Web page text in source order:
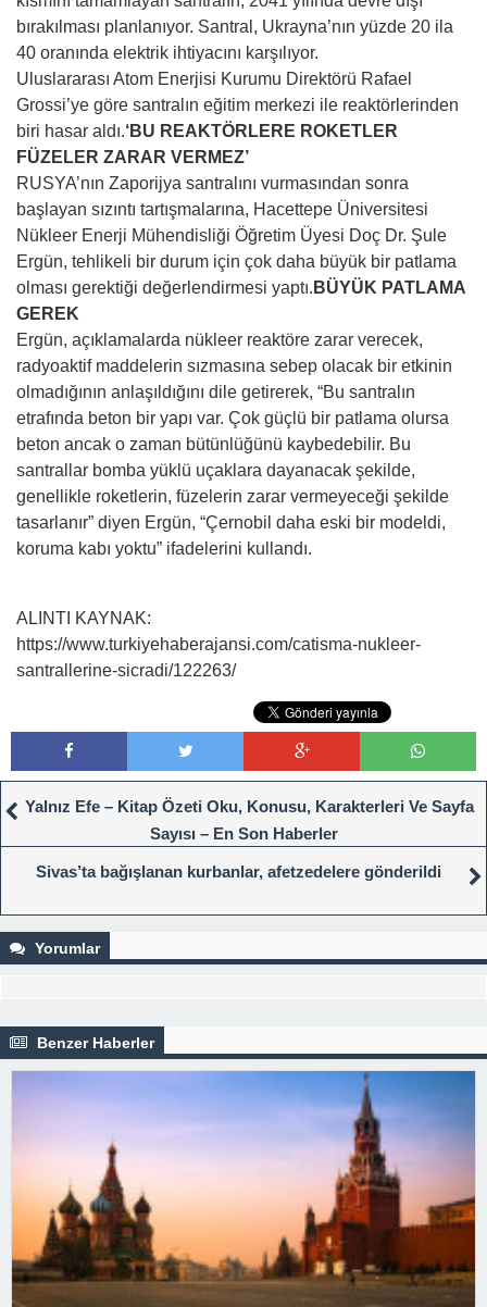
bırakılması planlanıyor. Santral, Ukrayna’nın yüzde 20 ila
40 oranında elektrik ihtiyacını karşılıyor.
Uluslararası Atom Enerjisi Kurumu Direktörü Rafael
Grossi’ye göre santralın eğitim merkezi ile reaktörlerinden
biri hasar aldı.‘BU REAKTÖRLERE ROKETLER
FÜZELER ZARAR VERMEZ’
RUSYA’nın Zaporijya santralını vurmasından sonra
başlayan sızıntı tartışmalarına, Hacettepe Üniversitesi
Nükleer Enerji Mühendisliği Öğretim Üyesi Doç Dr. Şule
Ergün, tehlikeli bir durum için çok daha büyük bir patlama
olması gerektiği değerlendirmesi yaptı. BÜYÜK PATLAMA
GEREK
Ergün, açıklamalarda nükleer reaktöre zarar verecek,
radyoaktif maddelerin sızmasına sebep olacak bir etkinin
olmadığının anlaşıldığını dile getirerek, “Bu santralın
etrafında beton bir yapı var. Çok güçlü bir patlama olursa
beton ancak o zaman bütünlüğünü kaybedebilir. Bu
santrallar bomba yüklü uçaklara dayanacak şekilde,
genellikle roketlerin, füzelerin zarar vermeyeceği şekilde
tasarlanır” diyen Ergün, “Çernobil daha eski bir modeldi,
koruma kabı yoktu” ifadelerini kullandı.
ALINTI KAYNAK:
https://www.turkiyehaberajansi.com/catisma-nukleer-
santrallerine-sicradi/122263/
Yalnız Efe – Kitap Özeti Oku, Konusu, Karakterleri Ve Sayfa
Sayısı – En Son Haberler
Sivas’ta bağışlanan kurbanlar, afetzedelere gönderildi
Yorumlar
Benzer Haberler